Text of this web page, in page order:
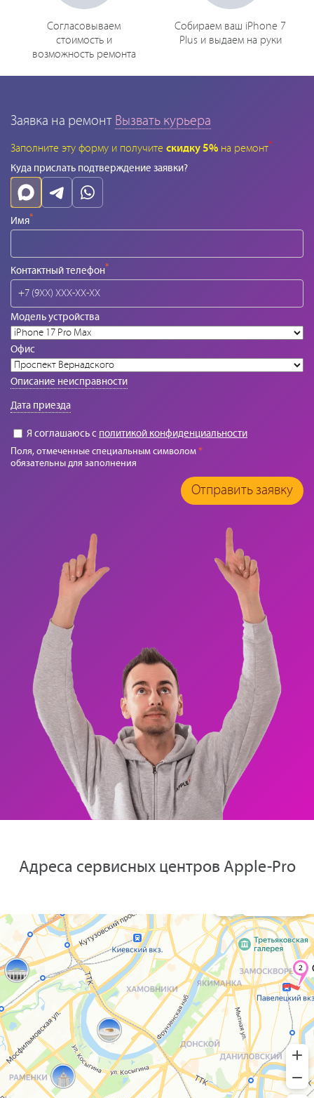
Согласовываем
стоимость и
возможность ремонта
Собираем ваш iPhone 7
Plus и выдаем на руки
Заявка на ремонт Вызвать курьера
Заполните эту форму и получите скидку 5% на ремонт*
Куда прислать подтверждение заявки?
Имя*
Контактный телефон*
Модель устройства
Офис
Описание неисправности
Дата приезда
Я соглашаюсь с политикой конфиденциальности
Поля, отмеченные специальным символом*
обязательны для заполнения
Отправить заявку
Адреса сервисных центров Apple-Pro